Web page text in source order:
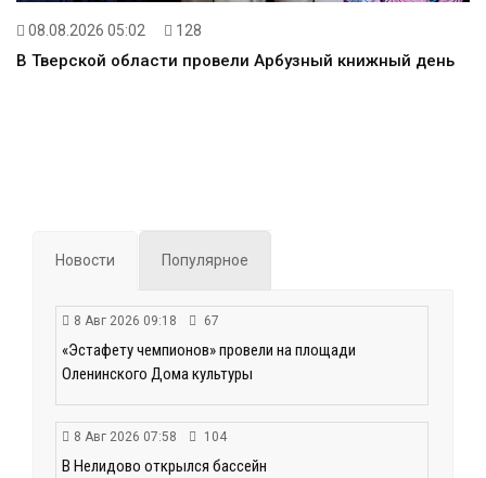
08.08.2026 05:02 128
В Тверской области провели Арбузный книжный день
Новости Популярное
8 Авг 2026 09:18 67
«Эстафету чемпионов» провели на площади
Оленинского Дома культуры
8 Авг 2026 07:58 104
В Нелидово открылся бассейн